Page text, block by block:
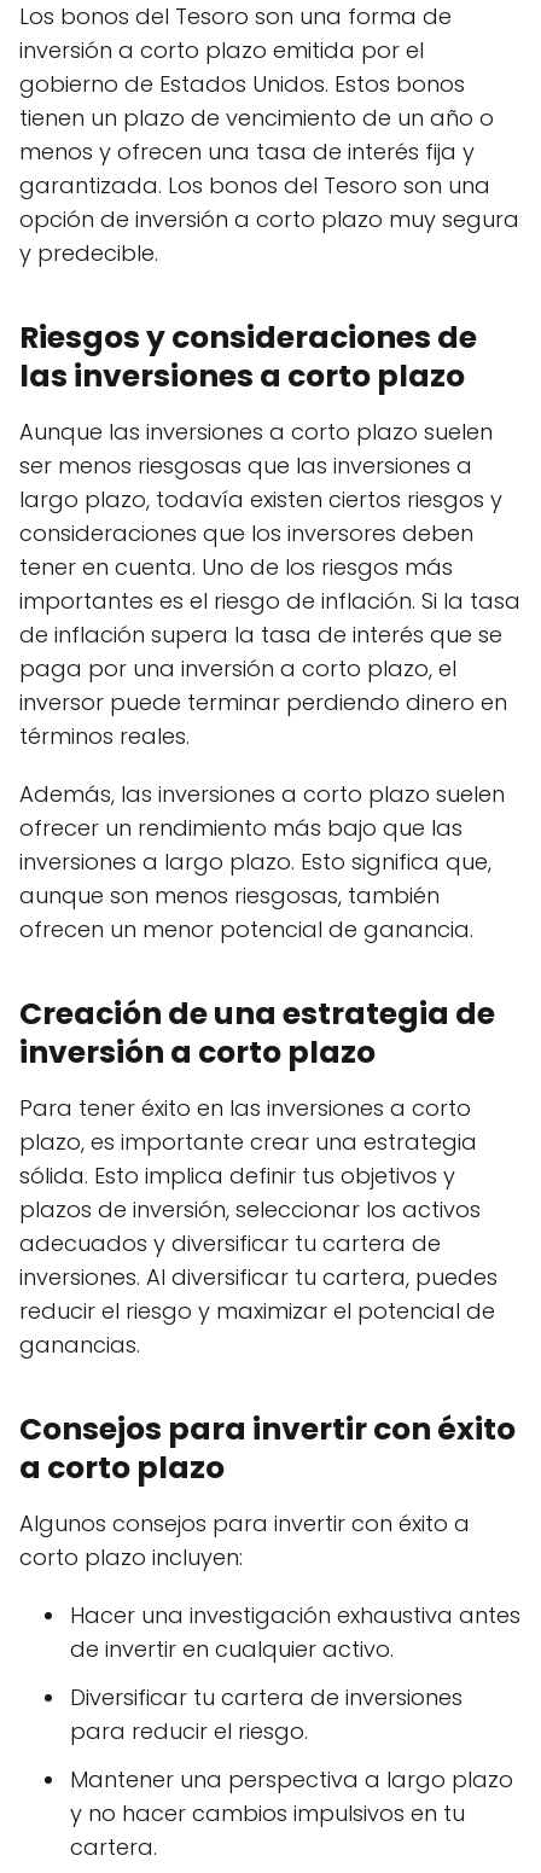
Los bonos del Tesoro son una forma de
inversión a corto plazo emitida por el
gobierno de Estados Unidos. Estos bonos
tienen un plazo de vencimiento de un año o
menos y ofrecen una tasa de interés fija y
garantizada. Los bonos del Tesoro son una
opción de inversión a corto plazo muy segura
y predecible.
Riesgos y consideraciones de
las inversiones a corto plazo
Aunque las inversiones a corto plazo suelen
ser menos riesgosas que las inversiones a
largo plazo, todavía existen ciertos riesgos y
consideraciones que los inversores deben
tener en cuenta. Uno de los riesgos más
importantes es el riesgo de inflación. Si la tasa
de inflación supera la tasa de interés que se
paga por una inversión a corto plazo, el
inversor puede terminar perdiendo dinero en
términos reales.
Además, las inversiones a corto plazo suelen
ofrecer un rendimiento más bajo que las
inversiones a largo plazo. Esto significa que,
aunque son menos riesgosas, también
ofrecen un menor potencial de ganancia.
Creación de una estrategia de
inversión a corto plazo
Para tener éxito en las inversiones a corto
plazo, es importante crear una estrategia
sólida. Esto implica definir tus objetivos y
plazos de inversión, seleccionar los activos
adecuados y diversificar tu cartera de
inversiones. Al diversificar tu cartera, puedes
reducir el riesgo y maximizar el potencial de
ganancias.
Consejos para invertir con éxito
a corto plazo
Algunos consejos para invertir con éxito a
corto plazo incluyen:
Hacer una investigación exhaustiva antes
de invertir en cualquier activo.
Diversificar tu cartera de inversiones
para reducir el riesgo.
Mantener una perspectiva a largo plazo
y no hacer cambios impulsivos en tu
cartera.